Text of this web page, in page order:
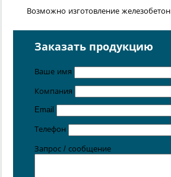
Возможно изготовление
расположенных вСанкт-Петербурге
Цена от 5 руб. / кг
Заказать продукцию
Ваше имя
Компания
Email
Телефон
Запрос / сообщение